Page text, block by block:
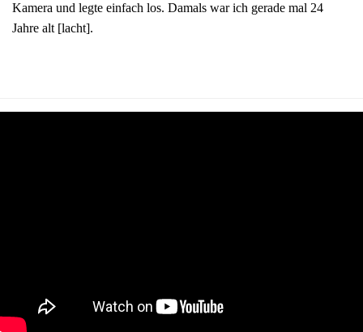
Kamera und legte einfach los. Damals war ich gerade mal 24
Jahre alt [lacht].